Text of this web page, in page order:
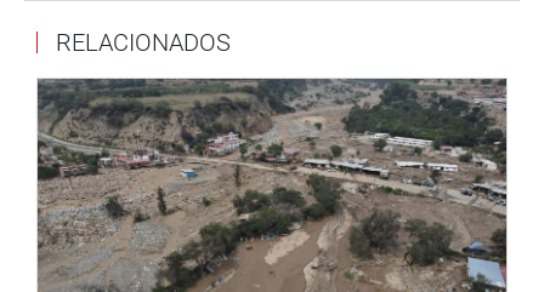
regional de alcaldes de centros poblados 2023-2024»,
que fue dirigido por la alcaldesa Greta Chocano,
presidenta de la Asociación de Municipalidades de
Centros Poblados del Perú.
RELACIONADOS